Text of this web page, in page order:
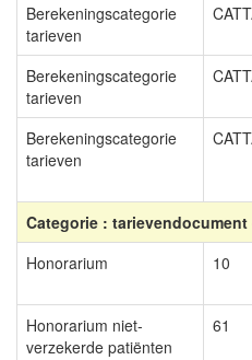
Berekeningscategorie
tarieven
Berekeningscategorie
tarieven
Berekeningscategorie
tarieven
Categorie :
Honorarium
10
Honorarium niet-
verzekerde patiënten
61